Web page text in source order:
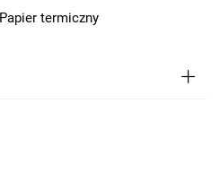
Papier termiczny